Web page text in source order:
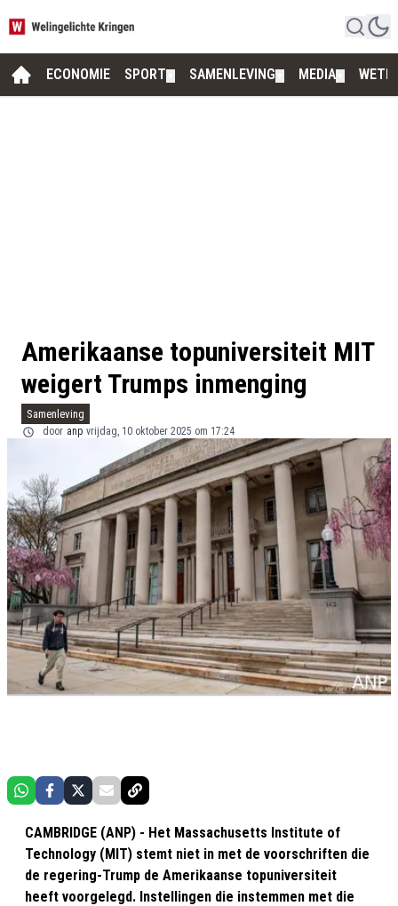
ECONOMIE SPORT SAMENLEVING MEDIA
Amerikaanse topuniversiteit MIT
weigert Trumps inmenging
Samenleving
door anp vrijdag, 10 oktober 2025 om 17:24
CAMBRIDGE (ANP) - Het Massachusetts Institute of
Technology (MIT) stemt niet in met de voorschriften die
de regering-Trump de Amerikaanse topuniversiteit
heeft voorgelegd. Instellingen die instemmen met die